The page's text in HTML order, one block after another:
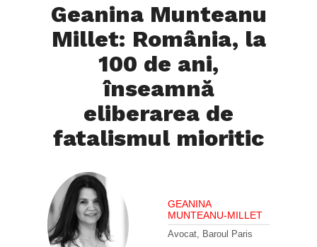
Geanina Munteanu
Millet: România, la
100 de ani,
înseamnă
eliberarea de
fatalismul mioritic
GEANINA
MUNTEANU-MILLET
Avocat, Baroul Paris